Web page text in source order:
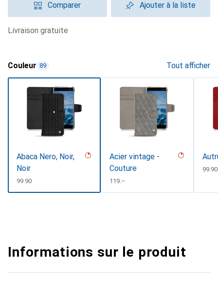
Comparer Ajouter à la liste
livraison gratuite
Couleur 89 Tout afficher
Abaca Nero, Noir,
Noir
CHF
99.90
Acier vintage -
Couture
CHF
119.–
CHF
99.90
Informations sur le produit